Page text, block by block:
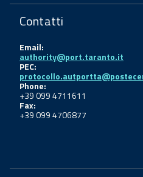
Contatti
Email:
authority@port.taranto.it
PEC:
Phone:
+39 099 4711611
Fax:
+39 099 4706877